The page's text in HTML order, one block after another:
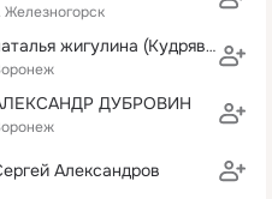
Железногорск
наталья жигулина (Кудрявцева)
ДУБРОВИН
Александров